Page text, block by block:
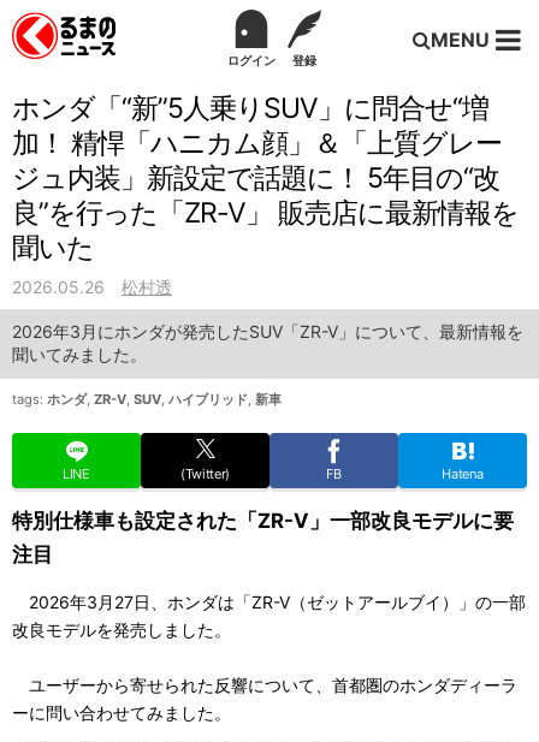
ログイン 登録
MENU
ホンダ「“新”5人乗りSUV」に問合せ“増
加！ 精悍「ハニカム顔」＆「上質グレー
ジュ内装」新設定で話題に！ 5年目の“改
良”を行った「ZR-V」 販売店に最新情報を
聞いた
2026.05.26 松村透
2026年3月にホンダが発売したSUV「ZR-V」について、最新情報を
聞いてみました。
tags: ホンダ, ZR-V, SUV, ハイブリッド, 新車
LINE (Twitter) FB Hatena
特別仕様車も設定された「ZR-V」一部改良モデルに要
注目
2026年3月27日、ホンダは「ZR-V（ゼットアールブイ）」の一部
改良モデルを発売しました。
ユーザーから寄せられた反響について、首都圏のホンダディーラ
ーに問い合わせてみました。